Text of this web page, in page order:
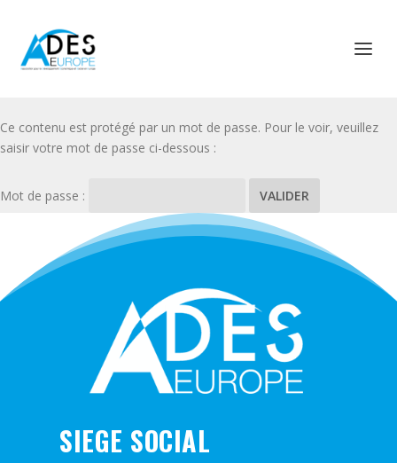
Ce contenu est protégé par un mot de passe. Pour le voir, veuillez
saisir votre mot de passe ci-dessous :
Mot de passe :
SIEGE SOCIAL